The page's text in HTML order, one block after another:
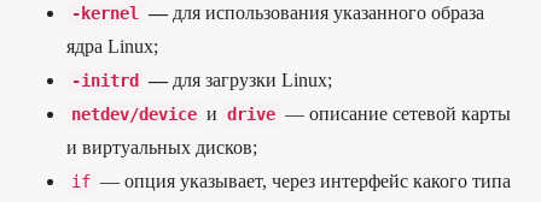
- kernel —для исполь­зования ука­зан­ного обра­за
ядра Linux;
-initrd —для заг­рузки Linux;
netdev/device и drive — опи­сание сетевой кар­ты
и вир­туаль­ных дис­ков;
if — опция ука­зыва­ет, через интерфейс какого типа